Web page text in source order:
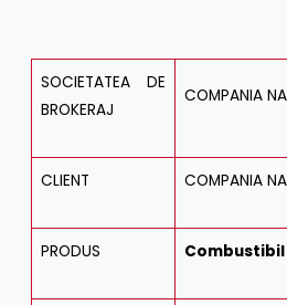
SOCIETATEA DE
BROKERAJ
COMPANIA
CLIENT COMPANIA
PRODUS Combustibil